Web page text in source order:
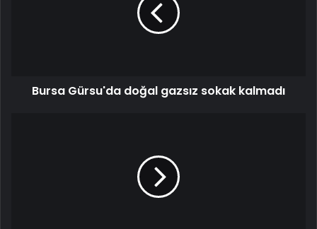
Bursa Gürsu'da doğal gazsız sokak kalmadı